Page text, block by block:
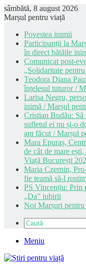
sâmbătă, 8 august 2026
Marșul pentru viață
Povestea inimii
Participanții la
în direct bătăile
Comunicat post-
„Solidaritate
Teodora Diana
înțelesul tuturor /
Larisa Negru,
inimă / Marșul
Cristian Budău: Să
sufletul ei nu și-o
am făcut / Marșul
Mara Epuraș,
de cât de mare
Viață București
Maria Czernin,
fie teamă să-l
PS Vincențiu: Prin
„Da” iubirii
Noi Marșuri
Meniu